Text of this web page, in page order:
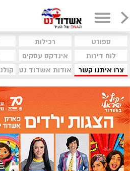
ספורט רכילות
לוח דירות
אינדקס עסקים
צרו איתנו קשר
אודות אשדוד נט